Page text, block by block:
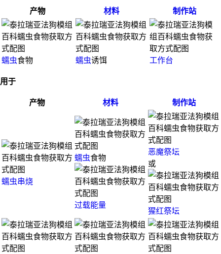
产物 材料 制作站
蠕虫食物 蠕虫诱饵 工作台
用于
产物 材料 制作站
蠕虫串烧
蠕虫食物
过载能量
恶魔祭坛
或
猩红祭坛